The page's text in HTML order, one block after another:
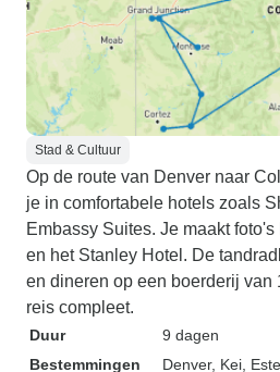
Stad & Cultuur
Op de route van Denver naar
je in comfortabele hotels zoals
Embassy Suites. Je maakt
en het Stanley Hotel. De
en dineren op een boerderij van
reis compleet.
Duur
9 dagen
Bestemmingen
Denver, Kei ,